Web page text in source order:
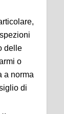
delle
o
a norma
di